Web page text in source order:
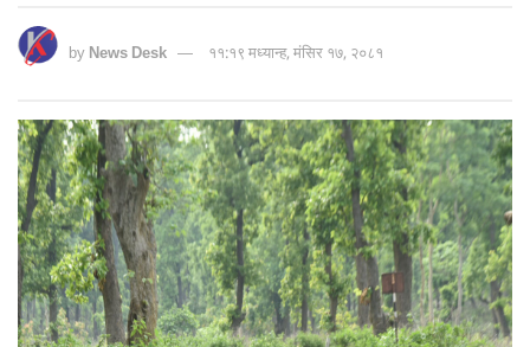
byNews Desk ११:१९ मध्यान्ह, मंसिर १७, २०८१